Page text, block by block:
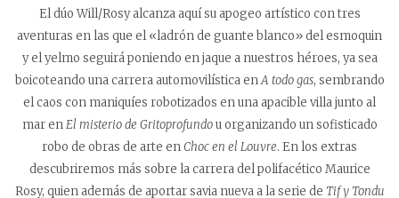
El dúo Will/Rosy alcanza aquí su apogeo artístico con tres
aventuras en las que el «ladrón de guante blanco» del esmoquin
y el yelmo seguirá poniendo en jaque a nuestros héroes, ya sea
boicoteando una carrera automovilística enA todo gas, sembrando
el caos con maniquíes robotizados en una apacible villa junto al
mar enEl misterio de Gritoprofundou organizando un sofisticado
robo de obras de arte enChoc en el Louvre. En los extras
descubriremos más sobre la carrera del polifacético Maurice
Rosy, quien además de aportar savia nueva a la serie de Tif y Tondu